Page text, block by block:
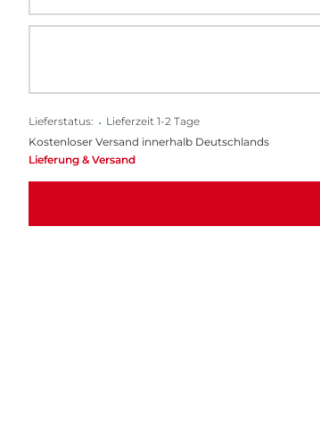
Lieferstatus: • Lieferzeit 1-2 Tage
Kostenloser Versand innerhalb Deutschlands
Lieferung & Versand